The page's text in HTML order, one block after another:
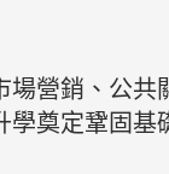
營銷、公
奠定鞏固基